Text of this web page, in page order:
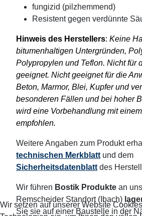
fungizid (pilzhemmend)
Resistent gegen verdünnte
Hinweis des Herstellers: Keine
bitumenhaltigen Untergründen,
Polypropylen und Teflon. Nicht für
geeignet. Nicht geeignet für die
Beton, Marmor, Blei, Kupfer und
besonderen Fällen und bei hoher
wird eine Vorbehandlung mit
empfohlen.
Weitere Angaben zum Produkt
technischen Merkblatt und dem
Sicherheitsdatenblatt des
Wir führen Bostik Produkte an
Remscheider Standort (Ibach)
Sie sie auf einer Baustelle in der
Wir setzen auf unserer Website